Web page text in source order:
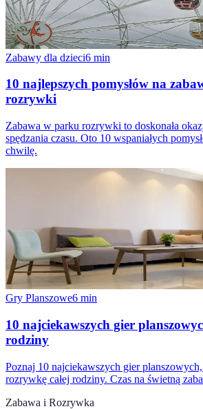
Zabawy dla dzieci6 min
10 najlepszych pomysłów na
rozrywki
Zabawa w parku rozrywki to doskonała
spędzania czasu. Oto 10 wspaniałych
chwilę.
Gry Planszowe6 min
10 najciekawszych gier
rodziny
Poznaj 10 najciekawszych gier
rozrywkę całej rodziny. Czas na świetną
Zabawa i Rozrywka